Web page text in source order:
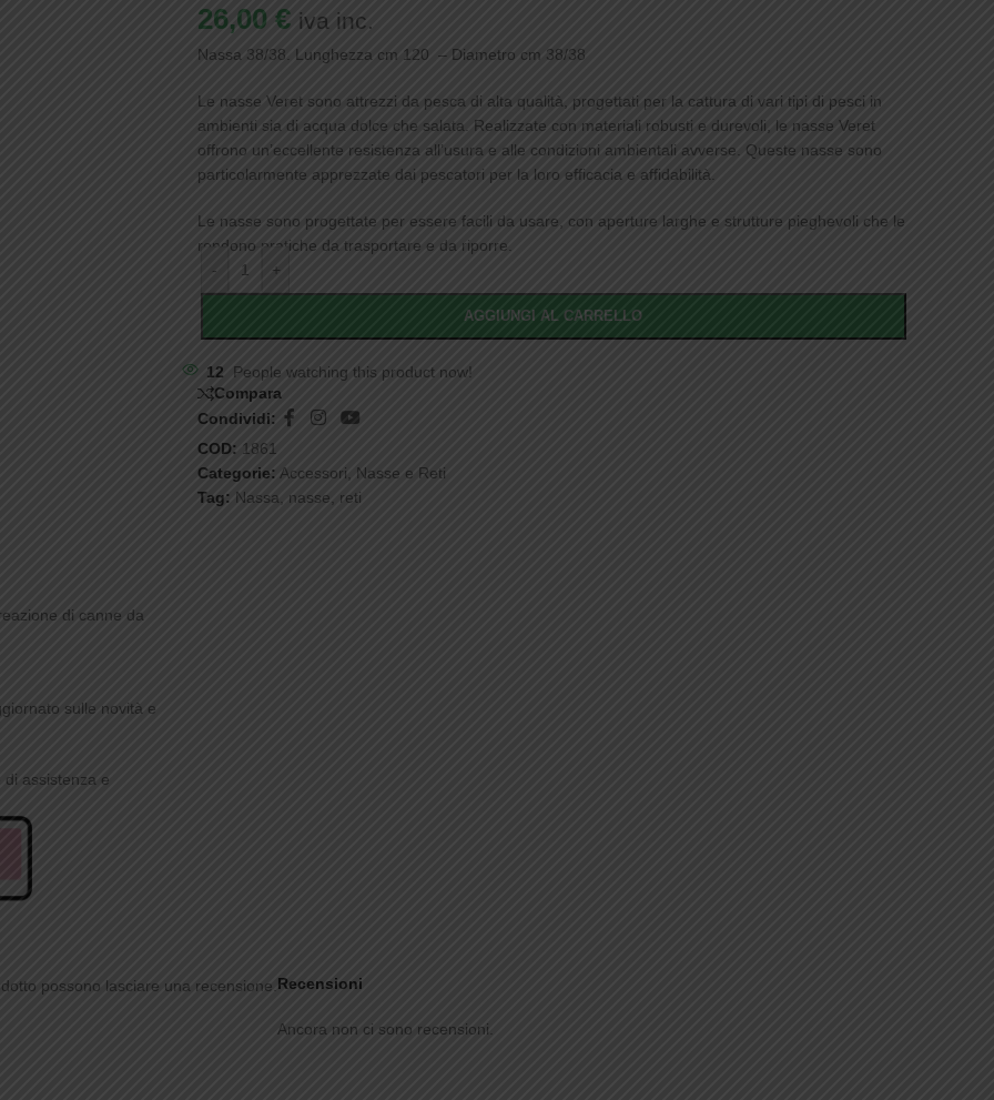
di canne da
sulle novità e
assistenza e
26,00 € iva inc.
Nassa 38/38. Lunghezza cm 120 – Diametro cm 38/38
Le nasse Veret sono attrezzi da pesca di alta qualità, progettati per la cattura di vari tipi di pesci in
ambienti sia di acqua dolce che salata. Realizzate con materiali robusti e durevoli, le nasse Veret
offrono un’eccellente resistenza all’usura e alle condizioni ambientali avverse. Queste nasse sono
particolarmente apprezzate dai pescatori per la loro efficacia e affidabilità.
Le nasse sono progettate per essere facili da usare, con aperture larghe e strutture pieghevoli che le
rendono pratiche da trasportare e da riporre.
-
+
AGGIUNGI AL CARRELLO
12
People watching this product now!
Compara
Condividi:
COD: 1861
Categorie: Accessori
Nasse e Reti
Tag: Nassa nasse reti
Recensioni
Ancora non ci sono recensioni.
possono lasciare una recensione.